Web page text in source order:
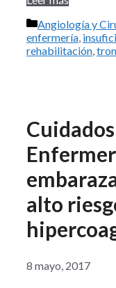
Categorías
Angiología y
enfermería,
rehabilitación,
alto
8 mayo, 2017